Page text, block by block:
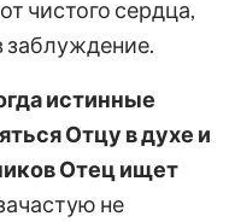
чистого сердца,
заблуждение.
истинные
Отцу в духе и
Отец ищет
не